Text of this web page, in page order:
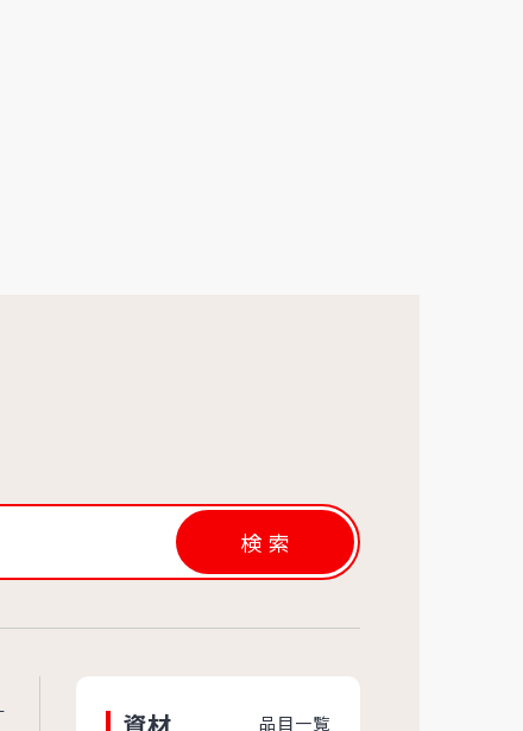
検索
品目一覧